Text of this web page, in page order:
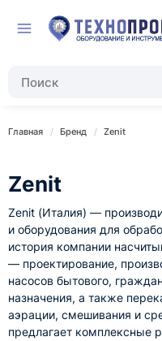
Главная Бренд Zenit
Zenit
Zenit (Италия) —
и оборудования для
история компании
— проектирование,
насосов бытового,
назначения, а также
аэрации, смешивания и
предлагает комплексные